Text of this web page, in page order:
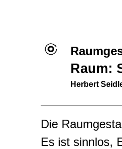
Raum:
Herbert
Die
Es ist sinnlos,